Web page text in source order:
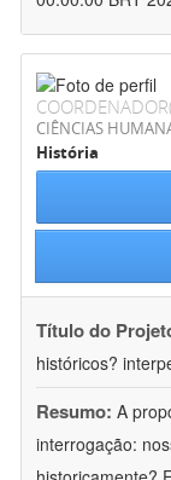
CIÊNCIAS
História
Título do
históricos?
Resumo: A
interrogação: